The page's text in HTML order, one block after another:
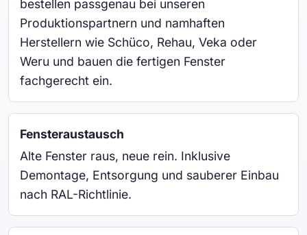
bestellen passgenau bei unseren
Produktionspartnern und namhaften
Herstellern wie Schüco, Rehau, Veka oder
Weru und bauen die fertigen Fenster
fachgerecht ein.
Fensteraustausch
Alte Fenster raus, neue rein. Inklusive
Demontage, Entsorgung und sauberer Einbau
nach RAL-Richtlinie.